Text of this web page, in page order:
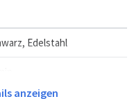
Edelstahl
anzeigen